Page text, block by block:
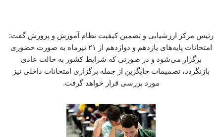
رئیس مرکز ارزشیابی و تضمین کیفیت نظام آموزش و پرورش گفت:
امتحانات پایه‌های یازدهم و دوازدهم از ۲۱ تیرماه به صورت حضوری
برگزار می‌شود و در صورتی که شرایط کشور به حالت عادی
بازنگردد، تصمیمات جایگزین از جمله برگزاری امتحانات داخلی نیز
مورد بررسی قرار خواهد گرفت.